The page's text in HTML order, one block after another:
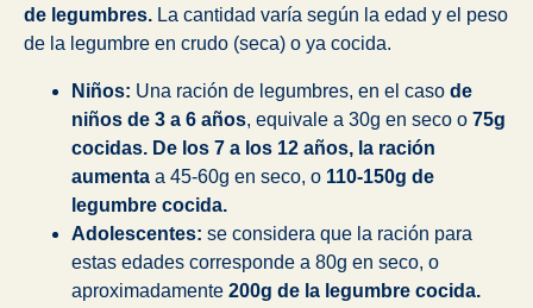
de legumbres. La cantidad varía según la edad y el peso
de la legumbre en crudo (seca) o ya cocida.
Niños: Una ración de legumbres, en el caso de
niños de 3 a 6 años, equivale a 30g en seco o 75g
cocidas. De los 7 a los 12 años, la ración
aumenta a 45-60g en seco, o 110-150g de
legumbre cocida.
Adolescentes: se considera que la ración para
estas edades corresponde a 80g en seco, o
aproximadamente 200g de la legumbre cocida.